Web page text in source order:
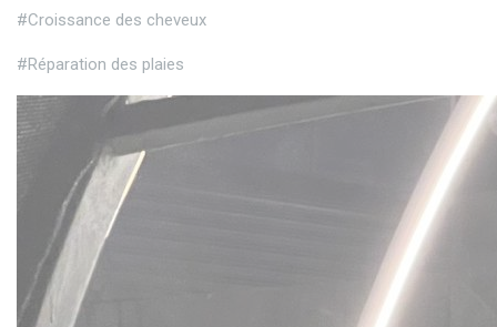
#Croissance des cheveux
#Réparation des plaies